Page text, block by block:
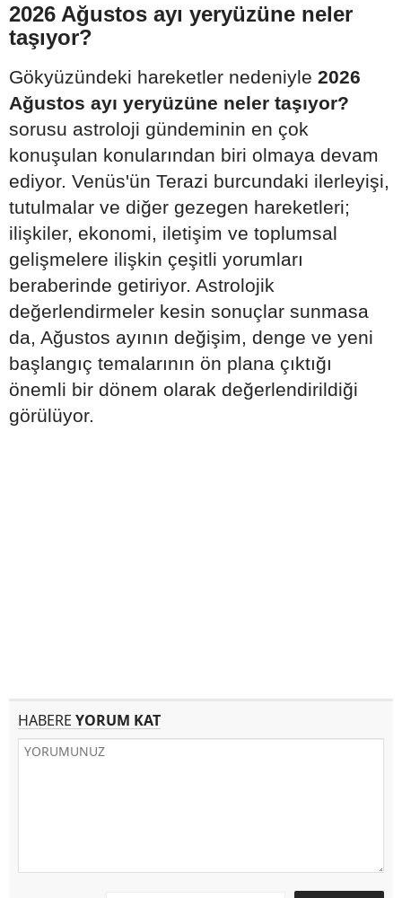
2026 Ağustos ayı yeryüzüne neler
taşıyor?
Gökyüzündeki hareketler nedeniyle 2026
Ağustos ayı yeryüzüne neler taşıyor?
sorusu astroloji gündeminin en çok
konuşulan konularından biri olmaya devam
ediyor. Venüs'ün Terazi burcundaki ilerleyişi,
tutulmalar ve diğer gezegen hareketleri;
ilişkiler, ekonomi, iletişim ve toplumsal
gelişmelere ilişkin çeşitli yorumları
beraberinde getiriyor. Astrolojik
değerlendirmeler kesin sonuçlar sunmasa
da, Ağustos ayının değişim, denge ve yeni
başlangıç temalarının ön plana çıktığı
önemli bir dönem olarak değerlendirildiği
görülüyor.
HABERE YORUM KAT